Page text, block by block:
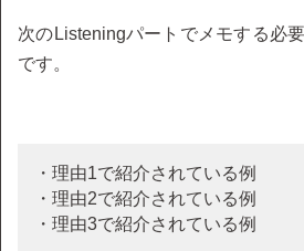
次のListeningパートでメモする必
です。
・理由1で紹介されている例
・理由2で紹介されている例
・理由3で紹介されている例